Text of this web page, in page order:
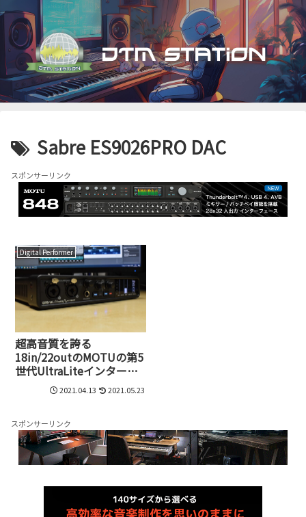
Sabre ES9026PRO DAC
スポンサーリンク
Digital Performer
超高音質を誇る
18in/22outのMOTUの第5
世代UltraLiteインターフ
ェイス、UltraLite mk5を
試してみた2021.04.13 2021.05.23
スポンサーリンク